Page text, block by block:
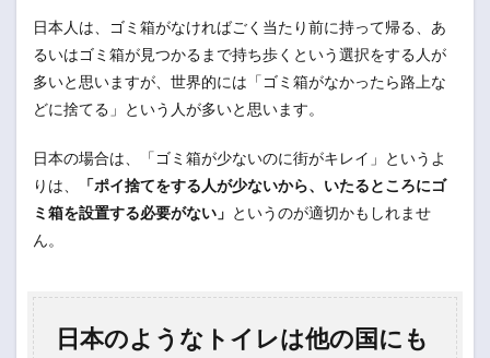
日本人は、ゴミ箱がなければごく当たり前に持って帰る、あ
るいはゴミ箱が見つかるまで持ち歩くという選択をする人が
多いと思いますが、世界的には「ゴミ箱がなかったら路上な
どに捨てる」という人が多いと思います。
日本の場合は、「ゴミ箱が少ないのに街がキレイ」というよ
りは、
「ポイ捨てをする人が少ないから、いたるところにゴ
ミ箱を設置する必要がない」 というのが適切かもしれませ
ん。
日本のようなトイレは他の国にも